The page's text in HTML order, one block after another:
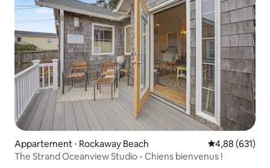
Appartement ⋅ Rockaway Beach Évaluation
4,88 (631)
The Strand Oceanview Studio - Chiens bienvenus !